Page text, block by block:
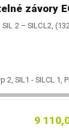
závory
2 – SILCL2,
2, SIL1 - SILCL 1,
9